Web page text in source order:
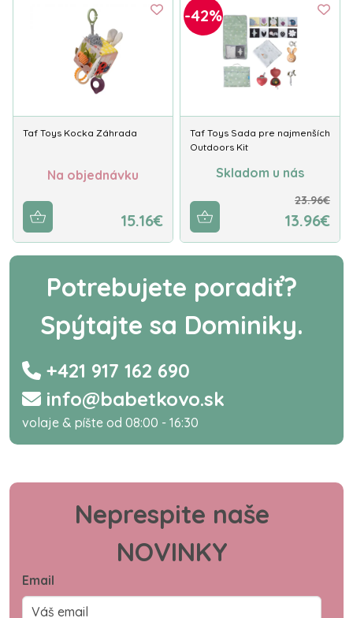
Taf Toys Kocka Záhrada
Na objednávku
15.16€
-42%
Taf Toys Sada pre najmenších
Outdoors Kit
Skladom u nás
23.96€
13.96€
Potrebujete poradiť?
Spýtajte sa Dominiky.
+421 917 162 690
info@babetkovo.sk
volaje & píšte od 08:00 - 16:30
Neprespite naše
NOVINKY
Email